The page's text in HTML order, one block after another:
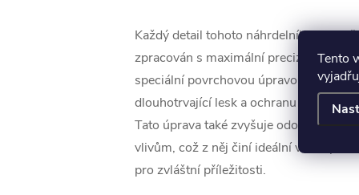
Tento
Každý detail tohoto náhrdelníku byl
zpracován s maximální precizností.
speciální povrchovou úpravou E-coat,
dlouhotrvající lesk a ochranu proti
Tato úprava také zvyšuje odolnost
vlivům, což z něj činí ideální volbu pro
pro zvláštní příležitosti.